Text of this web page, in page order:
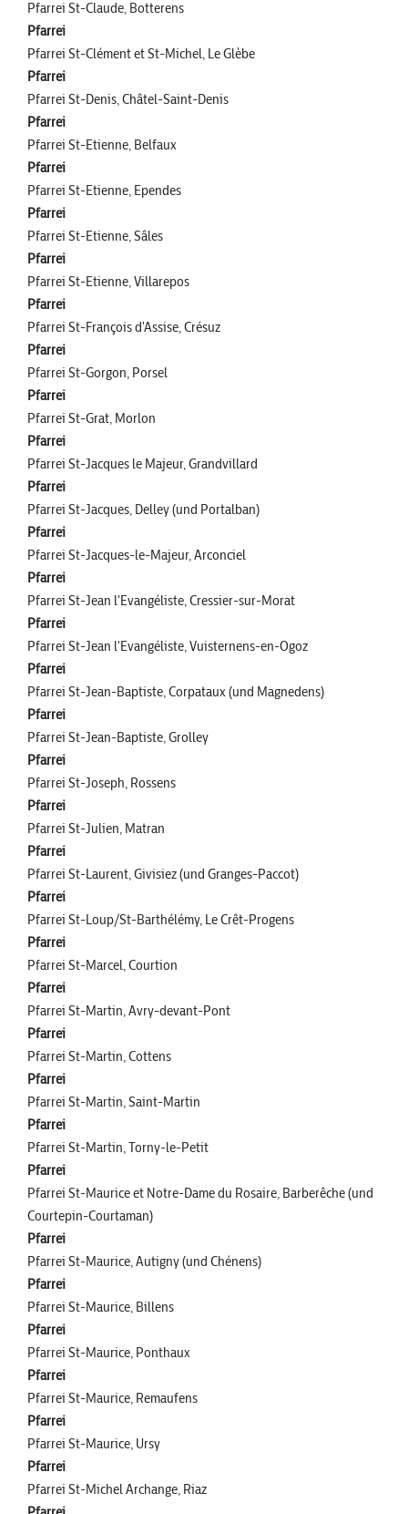
Pfarrei St-Claude, Botterens
Pfarrei
Pfarrei St-Clément et St-Michel, Le Glèbe
Pfarrei
Pfarrei St-Denis, Châtel-Saint-Denis
Pfarrei
Pfarrei St-Etienne, Belfaux
Pfarrei
Pfarrei St-Etienne, Ependes
Pfarrei
Pfarrei St-Etienne, Sâles
Pfarrei
Pfarrei St-Etienne, Villarepos
Pfarrei
Pfarrei St-François d'Assise, Crésuz
Pfarrei
Pfarrei St-Gorgon, Porsel
Pfarrei
Pfarrei St-Grat, Morlon
Pfarrei
Pfarrei St-Jacques le Majeur, Grandvillard
Pfarrei
Pfarrei St-Jacques, Delley (und Portalban)
Pfarrei
Pfarrei St-Jacques-le-Majeur, Arconciel
Pfarrei
Pfarrei St-Jean l'Evangéliste, Cressier-sur-Morat
Pfarrei
Pfarrei St-Jean l'Evangéliste, Vuisternens-en-Ogoz
Pfarrei
Pfarrei St-Jean-Baptiste, Corpataux (und Magnedens)
Pfarrei
Pfarrei St-Jean-Baptiste, Grolley
Pfarrei
Pfarrei St-Joseph, Rossens
Pfarrei
Pfarrei St-Julien, Matran
Pfarrei
Pfarrei St-Laurent, Givisiez (und Granges-Paccot)
Pfarrei
Pfarrei St-Loup/St-Barthélémy, Le Crêt-Progens
Pfarrei
Pfarrei St-Marcel, Courtion
Pfarrei
Pfarrei St-Martin, Avry-devant-Pont
Pfarrei
Pfarrei St-Martin, Cottens
Pfarrei
Pfarrei St-Martin, Saint-Martin
Pfarrei
Pfarrei St-Martin, Torny-le-Petit
Pfarrei
Pfarrei St-Maurice et Notre-Dame du Rosaire, Barberêche (und
Courtepin-Courtaman)
Pfarrei
Pfarrei St-Maurice, Autigny (und Chénens)
Pfarrei
Pfarrei St-Maurice, Billens
Pfarrei
Pfarrei St-Maurice, Ponthaux
Pfarrei
Pfarrei St-Maurice, Remaufens
Pfarrei
Pfarrei St-Maurice, Ursy
Pfarrei
Pfarrei St-Michel Archange, Riaz